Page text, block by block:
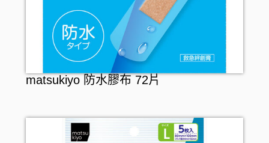
matsukiyo 防水膠布 72片